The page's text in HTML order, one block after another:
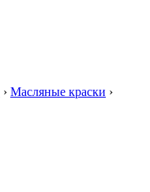
› Масляные краски ›